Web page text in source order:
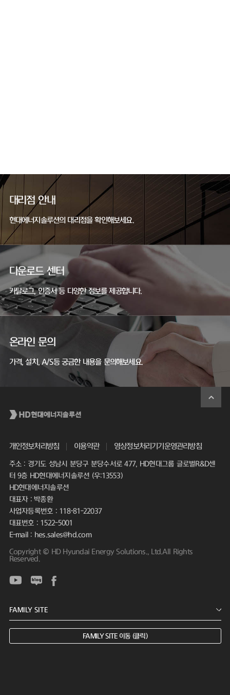
대리점 안내
현대에너지솔루션의 대리점을 확인해보세요.
다운로드 센터
카탈로그, 인증서 등 다양한 정보를 제공합니다.
온라인 문의
가격, 설치, A/S등 궁금한 내용을 문의해보세요.
개인정보처리방침 이용약관 영상정보처리기기운영관리방침
주소 : 경기도 성남시 분당구 분당수서로 477, HD현대그룹 글로벌R&D센
터 9층 HD현대에너지솔루션 (우:13553)
HD현대에너지솔루션
대표자 : 박종환
사업자등록번호 : 118-81-22037
대표번호 : 1522-5001
E-mail : hes.sales@hd.com
Copyright © HD Hyundai Energy Solutions., Ltd.All Rights
Reserved.
FAMILY SITE 이동 (클릭)